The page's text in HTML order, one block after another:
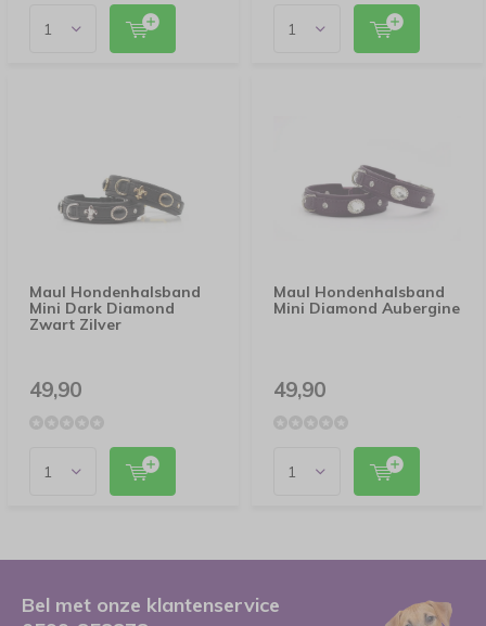
Maul Hondenhalsband
Mini Dark Diamond
Zwart Zilver
49,90
Maul Hondenhalsband
Mini Diamond Aubergine
49,90
Bel met onze klantenservice